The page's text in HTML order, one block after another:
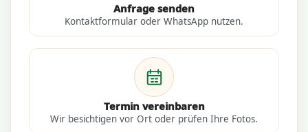
Anfrage senden
Kontaktformular oder WhatsApp nutzen.
Termin vereinbaren
Wir besichtigen vor Ort oder prüfen Ihre Fotos.